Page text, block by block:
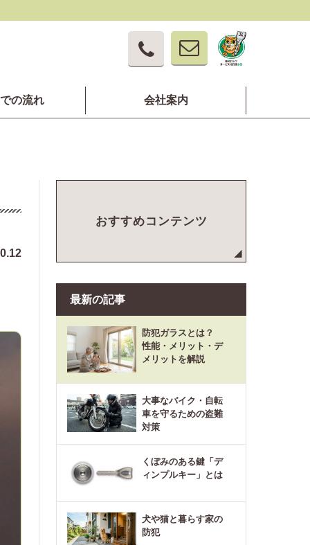
の流れ 会社案内
おすすめコンテンツ
最新の記事
防犯ガラスとは？
性能・メリット・デ
メリットを解説
大事なバイク・自転
車を守るための盗難
対策
くぼみのある鍵「デ
ィンプルキー」とは
犬や猫と暮らす家の
防犯